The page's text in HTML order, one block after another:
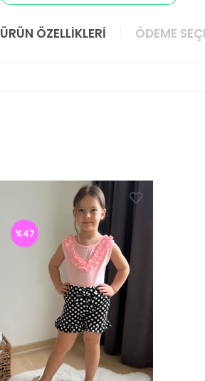
ÜRÜN ÖZELLIKLERI ÖDEME
%47